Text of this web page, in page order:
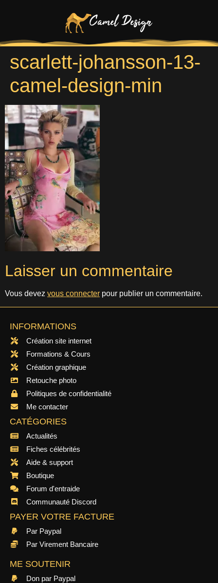
scarlett-johansson-13-
camel-design-min
Laisser un commentaire
Vous devez vous connecter pour publier un commentaire.
INFORMATIONS
Création site internet
Formations & Cours
Création graphique
Retouche photo
Politiques de confidentialité
Me contacter
CATÉGORIES
Actualités
Fiches célébrités
Aide & support
Boutique
Forum d'entraide
Communauté Discord
PAYER VOTRE FACTURE
Par Paypal
Par Virement Bancaire
ME SOUTENIR
Don par Paypal